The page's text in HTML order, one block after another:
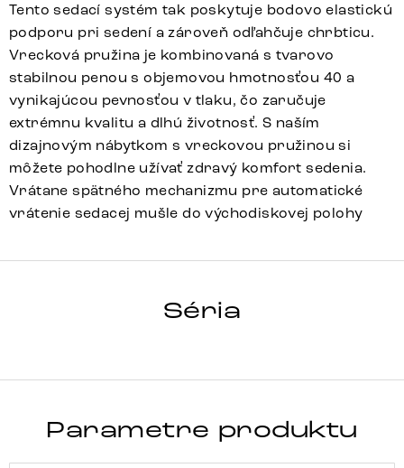
Tento sedací systém tak poskytuje bodovo elastickú
podporu pri sedení a zároveň odľahčuje chrbticu.
Vrecková pružina je kombinovaná s tvarovo
stabilnou penou s objemovou hmotnosťou 40 a
vynikajúcou pevnosťou v tlaku, čo zaručuje
extrémnu kvalitu a dlhú životnosť. S naším
dizajnovým nábytkom s vreckovou pružinou si
môžete pohodlne užívať zdravý komfort sedenia.
Vrátane spätného mechanizmu pre automatické
vrátenie sedacej mušle do východiskovej polohy
Séria
ZOA-FLEX
Parametre produktu